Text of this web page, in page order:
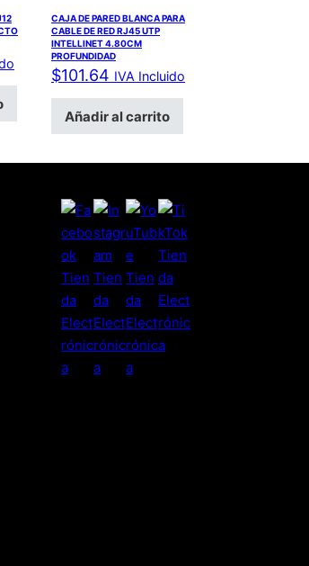
CAJA DE PARED BLANCA PARA
CABLE DE RED RJ45 UTP
INTELLINET 4.80CM
PROFUNDIDAD
$101.64 IVA Incluido
Añadir al carrito